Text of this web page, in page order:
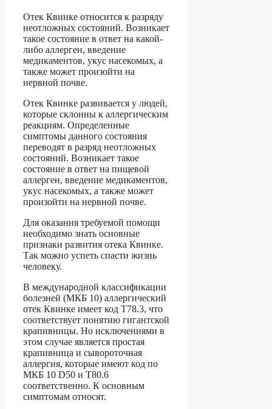
Отек Квинке относится к разряду
неотложных состояний. Возникает
такое состояние в ответ на какой-
либо аллерген, введение
медикаментов, укус насекомых, а
также может произойти на
нервной почве.
Отек Квинке развивается у людей,
которые склонны к аллергическим
реакциям. Определенные
симптомы данного состояния
переводят в разряд неотложных
состояний. Возникает такое
состояние в ответ на пищевой
аллерген, введение медикаментов,
укус насекомых, а также может
произойти на нервной почве.
Для оказания требуемой помощи
необходимо знать основные
признаки развития отека Квинке.
Так можно успеть спасти жизнь
человеку.
В международной классификации
болезней (МКБ 10) аллергический
отек Квинке имеет код Т78.3, что
соответствует понятию гигантской
крапивницы. Но исключениями в
этом случае является простая
крапивница и сывороточная
аллергия, которые имеют код по
МКБ 10 D50 и Т80.6
соответственно. К основным
симптомам относят.